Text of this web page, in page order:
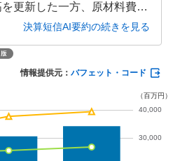
更新した一方、原材料費高
益は16.0%減の14億円、最
は順調とされています。
決算短信AI要約の続きを見る
情報提供元： バフェット・コード